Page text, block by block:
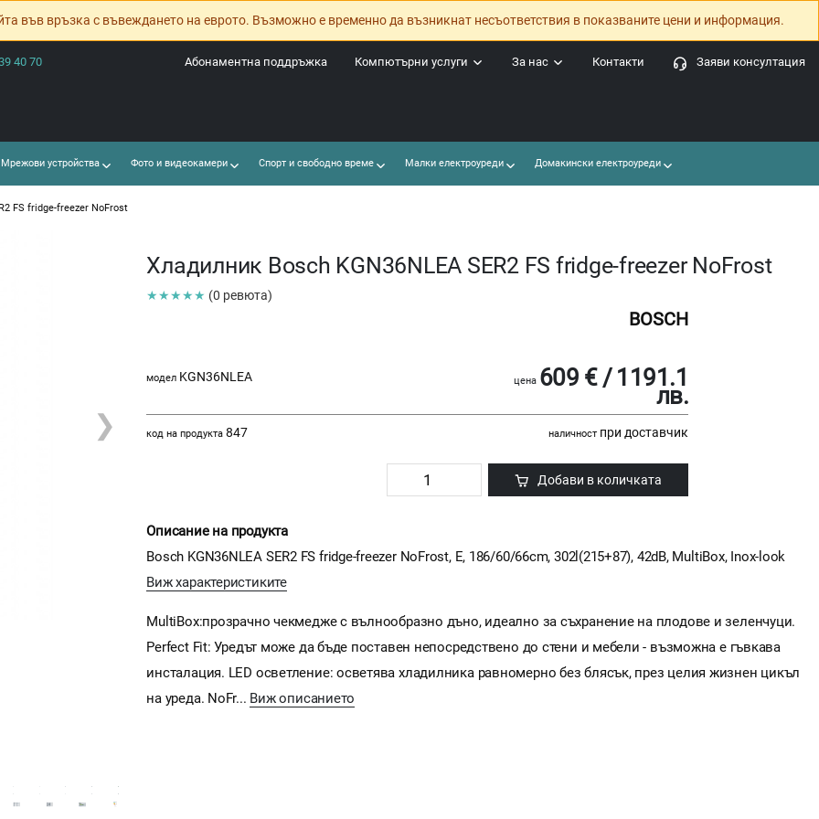
във връзка с въвеждането на еврото. Възможно е временно да възникнат несъответствия в показваните цени и информация.
40 70 Заяви консултация
Контакти
За нас
Компютърни услуги
Абонаментна поддръжка
устройства Фото и видеокамери Спорт и свободно време Малки електроуреди Домакински електроуреди
FS fridge-freezer NoFrost
❯
Хладилник Bosch KGN36NLEA SER2 FS fridge-freezer NoFrost
★★★★★ (0 ревюта)
BOSCH
модел KGN36NLEA цена 609 € / 1191.1
лв.
код на продукта 847 наличност при доставчик
Добави в количката
Описание на продукта
Bosch KGN36NLEA SER2 FS fridge-freezer NoFrost, E, 186/60/66cm, 302l(215+87), 42dB, MultiBox, Inox-look
Виж характеристиките
MultiBox:прозрачно чекмедже с вълнообразно дъно, идеално за съхранение на плодове и зеленчуци.
Perfect Fit: Уредът може да бъде поставен непосредствено до стени и мебели - възможна е гъвкава
инсталация. LED осветление: осветява хладилника равномерно без блясък, през целия жизнен цикъл
на уреда. NoFr... Виж описанието